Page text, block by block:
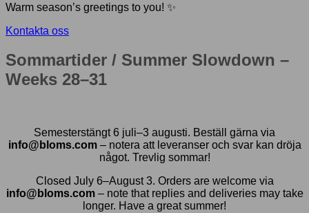
Warm season’s greetings to you! ✨
Kontakta oss
Sommartider / Summer Slowdown –
Weeks 28–31
Semesterstängt 6 juli–3 augusti. Beställ gärna via
info@bloms.com– notera att leveranser och svar kan dröja
något. Trevlig sommar!
Closed July 6–August 3. Orders are welcome via
info@bloms.com– note that replies and deliveries may take
longer. Have a great summer!